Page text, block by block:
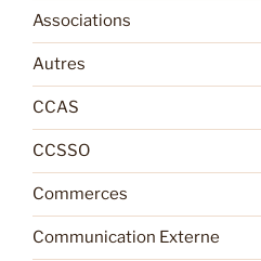
Associations
Autres
CCAS
CCSSO
Commerces
Communication Externe